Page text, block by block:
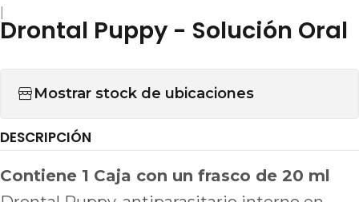
Drontal Puppy - Solución Oral
Mostrar stock de ubicaciones
DESCRIPCIÓN
Contiene 1 Caja con un frasco de 20 ml